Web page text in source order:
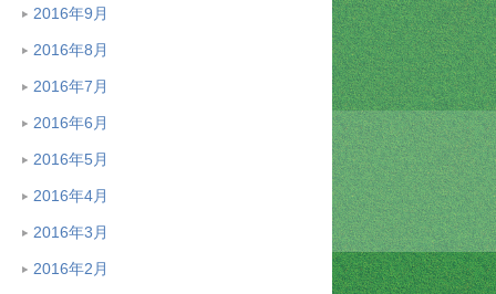
2016年9月
2016年8月
2016年7月
2016年6月
2016年5月
2016年4月
2016年3月
2016年2月